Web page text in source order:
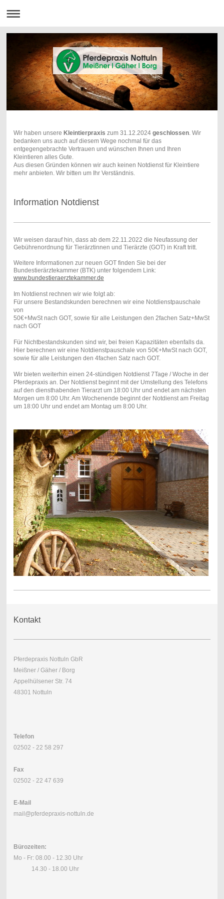
Wir haben unsere Kleintierpraxis zum 31.12.2024 geschlossen. Wir
bedanken uns auch auf diesem Wege nochmal für das
entgegengebrachte Vertrauen und wünschen Ihnen und Ihren
Kleintieren alles Gute.
Aus diesen Gründen können wir auch keinen Notdienst für Kleintiere
mehr anbieten. Wir bitten um Ihr Verständnis.
Information Notdienst
Wir weisen darauf hin, dass ab dem 22.11.2022 die Neufassung der
Gebührenordnung für Tierärztinnen und Tierärzte (GOT) in Kraft tritt.
Weitere Informationen zur neuen GOT finden Sie bei der
Bundestierärztekammer (BTK) unter folgendem Link:
www.bundestieraerztekammer.de
Im Notdienst rechnen wir wie folgt ab:
Für unsere Bestandskunden berechnen wir eine Notdienstpauschale
von
50€+MwSt nach GOT, sowie für alle Leistungen den 2fachen Satz+MwSt
nach GOT
Für Nichtbestandskunden sind wir, bei freien Kapazitäten ebenfalls da.
Hier berechnen wir eine Notdienstpauschale von 50€+MwSt nach GOT,
sowie für alle Leistungen den 4fachen Satz nach GOT.
Wir bieten weiterhin einen 24-stündigen Notdienst 7Tage / Woche in der
Pferdepraxis an. Der Notdienst beginnt mit der Umstellung des Telefons
auf den diensthabenden Tierarzt um 18:00 Uhr und endet am nächsten
Morgen um 8:00 Uhr. Am Wochenende beginnt der Notdienst am Freitag
um 18:00 Uhr und endet am Montag um 8:00 Uhr.
Kontakt
Pferdepraxis Nottuln GbR
Meißner / Gäher / Borg
Appelhülsener Str. 74
48301 Nottuln
Telefon
02502 - 22 58 297
Fax
02502 - 22 47 639
E-Mail
mail@pferdepraxis-nottuln.de
Bürozeiten:
Mo - Fr: 08.00 - 12.30 Uhr
14.30 - 18.00 Uhr